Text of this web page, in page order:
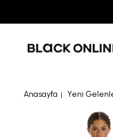
Anasayfa Yeni